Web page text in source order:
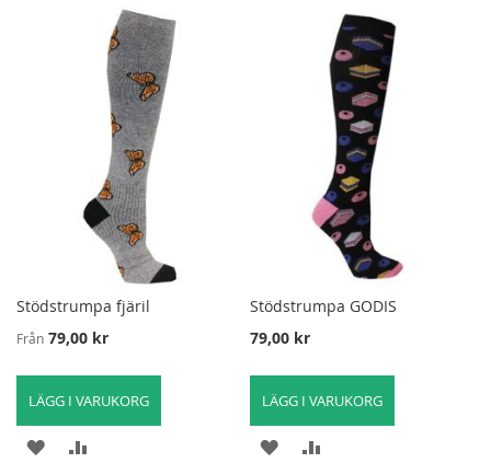
ÖNSKELISTA
TILL
FÖR
ATT
JÄMFÖRA
ÖNSKELISTA
TILL
FÖR
ATT
JÄMFÖRA
Stödstrumpa fjäril
Från 79,00 kr
LÄGG I VARUKORG
LÄGG
Stödstrumpa GODIS
79,00 kr
LÄGG I VARUKORG
LÄGG